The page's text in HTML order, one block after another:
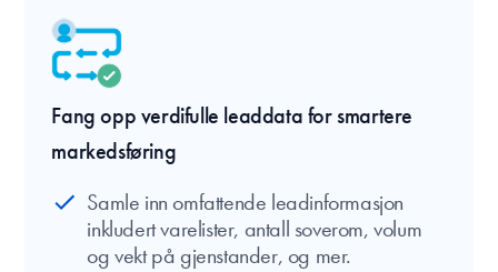
Fang opp verdifulle leaddata for smartere
markedsføring
Samle inn omfattende leadinformasjon
inkludert varelister, antall soverom, volum
og vekt på gjenstander, og mer.